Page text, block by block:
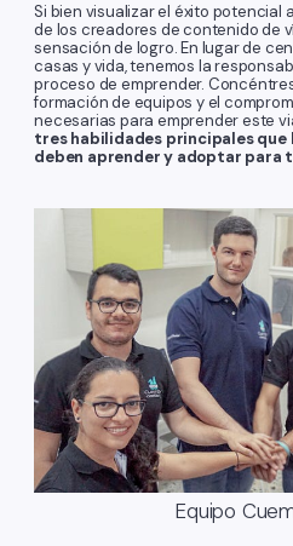
Si bien visualizar el éxito potencial
de los creadores de contenido de
sensación de logro. En lugar de
casas y vida, tenemos la
proceso de emprender.
formación de equipos y el
necesarias para emprender este
tres habilidades principales que
deben aprender y adoptar para
Equipo